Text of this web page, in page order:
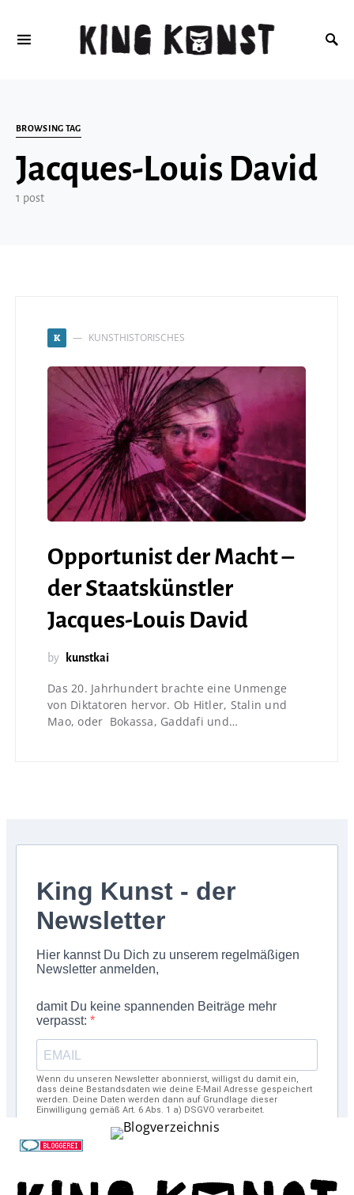
BROWSING TAG
Jacques-Louis David
1 post
K KUNSTHISTORISCHES
Opportunist der Macht –
der Staatskünstler
Jacques-Louis David
by kunstkai
Das 20. Jahrhundert brachte eine Unmenge
von Diktatoren hervor. Ob Hitler, Stalin und
Mao, oder Bokassa, Gaddafi und…